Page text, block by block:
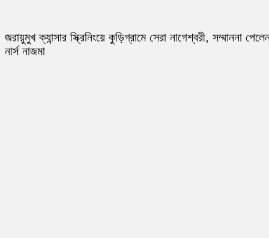
জরায়ুমুখ ক্যান্সার স্ক্রিনিংয়ে কুড়িগ্রামে সেরা নাগেশ্বরী, সম্মাননা
নার্স নাজমা